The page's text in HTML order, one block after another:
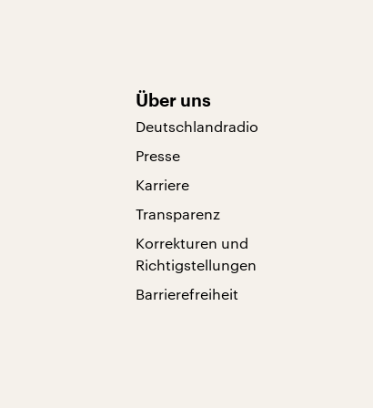
Über uns
Deutschlandradio
Presse
Karriere
Transparenz
Korrekturen und
Richtigstellungen
Barrierefreiheit